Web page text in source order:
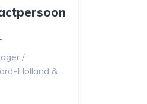
/
Holland &